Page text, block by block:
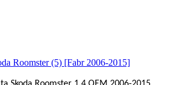
Roomster (5) [Fabr 2006-2015]